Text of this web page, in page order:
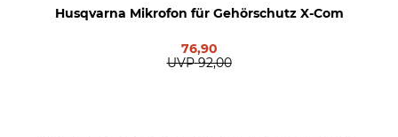
Husqvarna Mikrofon für Gehörschutz X-Com
76,90
UVP 92,00